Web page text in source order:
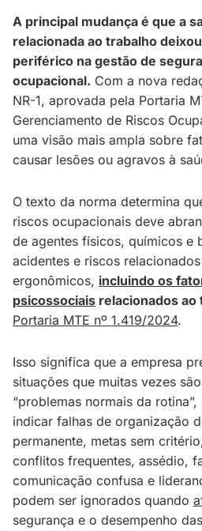
A principal mudança é que a
relacionada ao trabalho
periférico na gestão de
ocupacional. Com a nova
NR-1, aprovada pela Portaria
Gerenciamento de Riscos
uma visão mais ampla sobre
causar lesões ou agravos à
O texto da norma determina
riscos ocupacionais deve
de agentes físicos, químicos e
acidentes e riscos
ergonômicos, incluindo os
psicossociais relacionados ao
Portaria MTE nº 1.419/2024.
Isso significa que a empresa
situações que muitas vezes
“problemas normais da
indicar falhas de organização
permanente, metas sem
conflitos frequentes, assédio,
comunicação confusa e
podem ser ignorados quando
segurança e o desempenho